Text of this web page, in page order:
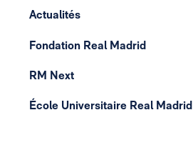
Actualités
Fondation Real Madrid
RM Next
École Universitaire Real Madrid